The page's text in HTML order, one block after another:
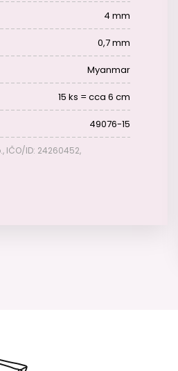
4 mm
0,7 mm
Myanmar
15 ks = cca 6 cm
49076-15
IČO/ID: 24260452,